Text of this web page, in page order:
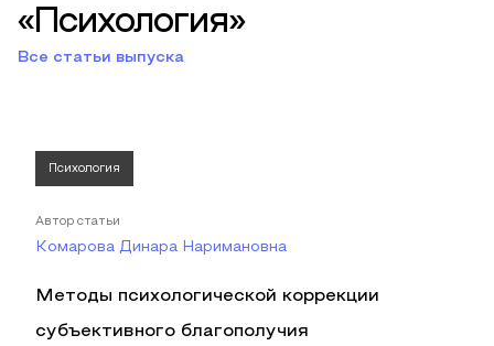
«Психология»
Все статьи выпуска
Психология
Автор статьи
Комарова Динара Наримановна
Методы психологической коррекции
субъективного благополучия